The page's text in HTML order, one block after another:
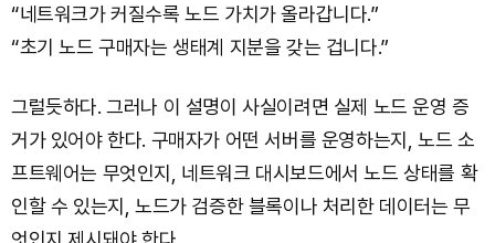
“네트워크가 커질수록 노드 가치가 올라갑니다.”
“초기 노드 구매자는 생태계 지분을 갖는 겁니다.”
그럴듯하다. 그러나 이 설명이 사실이려면 실제 노드 운영 증
거가 있어야 한다. 구매자가 어떤 서버를 운영하는지, 노드 소
프트웨어는 무엇인지, 네트워크 대시보드에서 노드 상태를 확
인할 수 있는지, 노드가 검증한 블록이나 처리한 데이터는 무